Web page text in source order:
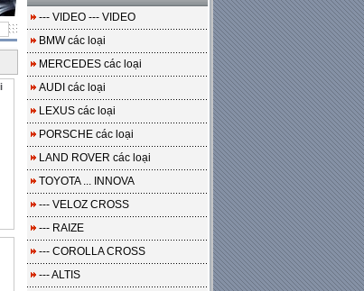
--- VIDEO --- VIDEO
BMW các loại
MERCEDES các loại
AUDI các loại
LEXUS các loại
PORSCHE các loại
LAND ROVER các loại
TOYOTA ... INNOVA
--- VELOZ CROSS
--- RAIZE
--- COROLLA CROSS
--- ALTIS